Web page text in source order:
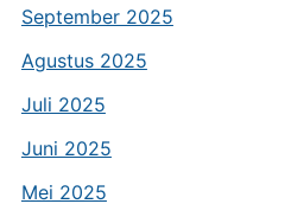
September 2025
Agustus 2025
Juli 2025
Juni 2025
Mei 2025